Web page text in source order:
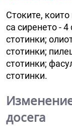
Стоките,
са сиренето -
стотинки;
стотинки;
стотинки;
стотинки.
досега